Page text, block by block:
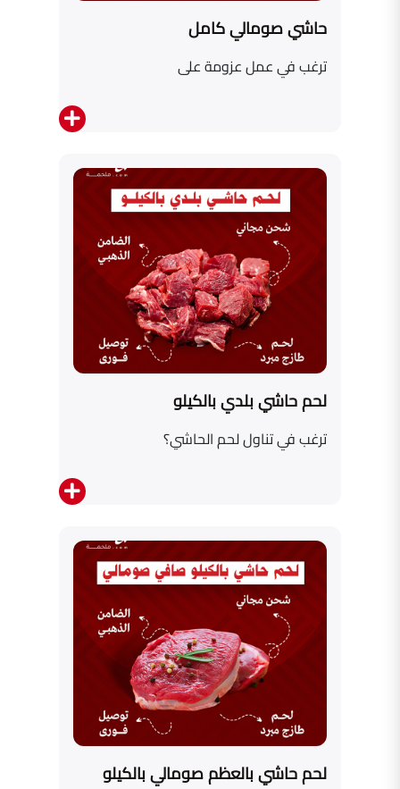
حاشي صومالي كامل
ترغب في عمل عزومة على
لحم حاشي بلدي بالكيلو
ترغب في تناول لحم الحاشي؟
لحم حاشي بالعظم صومالي بالكيلو